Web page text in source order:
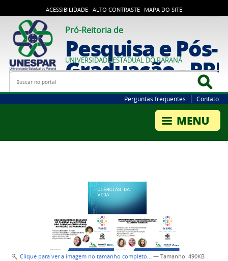
ACESSIBILIDADE ALTO CONTRASTE MAPA DO SITE
Pró-Reitoria de
Pesquisa e Pós-
Graduação -
UNIVERSIDADE ESTADUAL DO PARANÁ
Busca
Perguntas frequentes Contato
Clique para ver a imagem no tamanho completo… — Tamanho: 490KB